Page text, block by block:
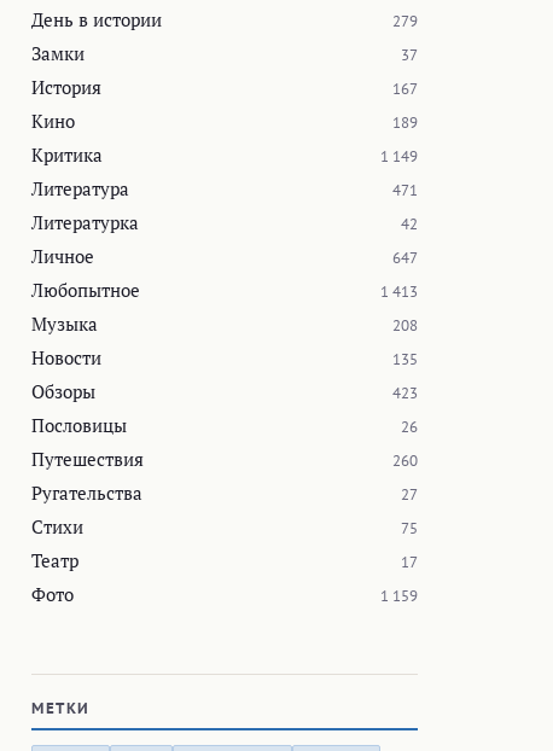
День в истории 279
Замки 37
История 167
Кино 189
Критика 1 149
Литература 471
Литературка 42
Личное 647
Любопытное 1 413
Музыка 208
Новости 135
Обзоры 423
Пословицы 26
Путешествия 260
Ругательства 27
Стихи 75
Театр 17
Фото 1 159
МЕТКИ